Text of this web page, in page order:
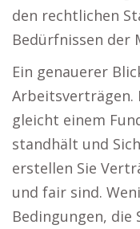
den rechtlichen
Bedürfnissen der
Ein genauerer
gleicht einem
standhält und
erstellen Sie
und fair sind.
Bedingungen,